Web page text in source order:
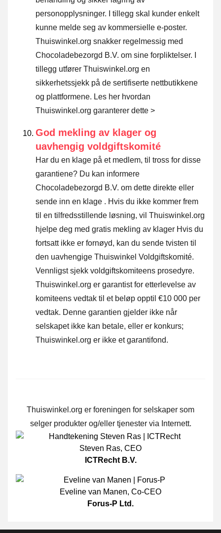
personopplysninger. I tillegg skal kunder enkelt
kunne melde seg av kommersielle e-poster.
Thuiswinkel.org snakker regelmessig med
Chocoladebezorgd B.V. om sine forpliktelser. I
tillegg utfører Thuiswinkel.org en
sikkerhetssjekk på de sertifiserte nettbutikkene
og plattformene. Les her hvordan
Thuiswinkel.org garanterer dette >
God mekling av klager og
uavhengig voldgiftskomité
Har du en klage på et medlem, til tross for disse
garantiene? Du kan informere
Chocoladebezorgd B.V. om dette direkte eller
sende inn en klage . Hvis du ikke kommer frem
til en tilfredsstillende løsning, vil Thuiswinkel.org
hjelpe deg med gratis mekling av klager Hvis du
fortsatt ikke er fornøyd, kan du sende tvisten til
den uavhengige Thuiswinkel Voldgiftskomité.
Vennligst sjekk voldgiftskomiteens prosedyre.
Thuiswinkel.org er garantist for etterlevelse av
komiteens vedtak til et beløp opptil €10 000 per
vedtak. Denne garantien gjelder ikke når
selskapet ikke kan betale, eller er konkurs;
Thuiswinkel.org er ikke et garantifond.
Thuiswinkel.org er foreningen for selskaper som
selger produkter og/eller tjenester via Internett.
Steven Ras, CEO
ICTRecht B.V.
Eveline van Manen, Co-CEO
Forus-P Ltd.